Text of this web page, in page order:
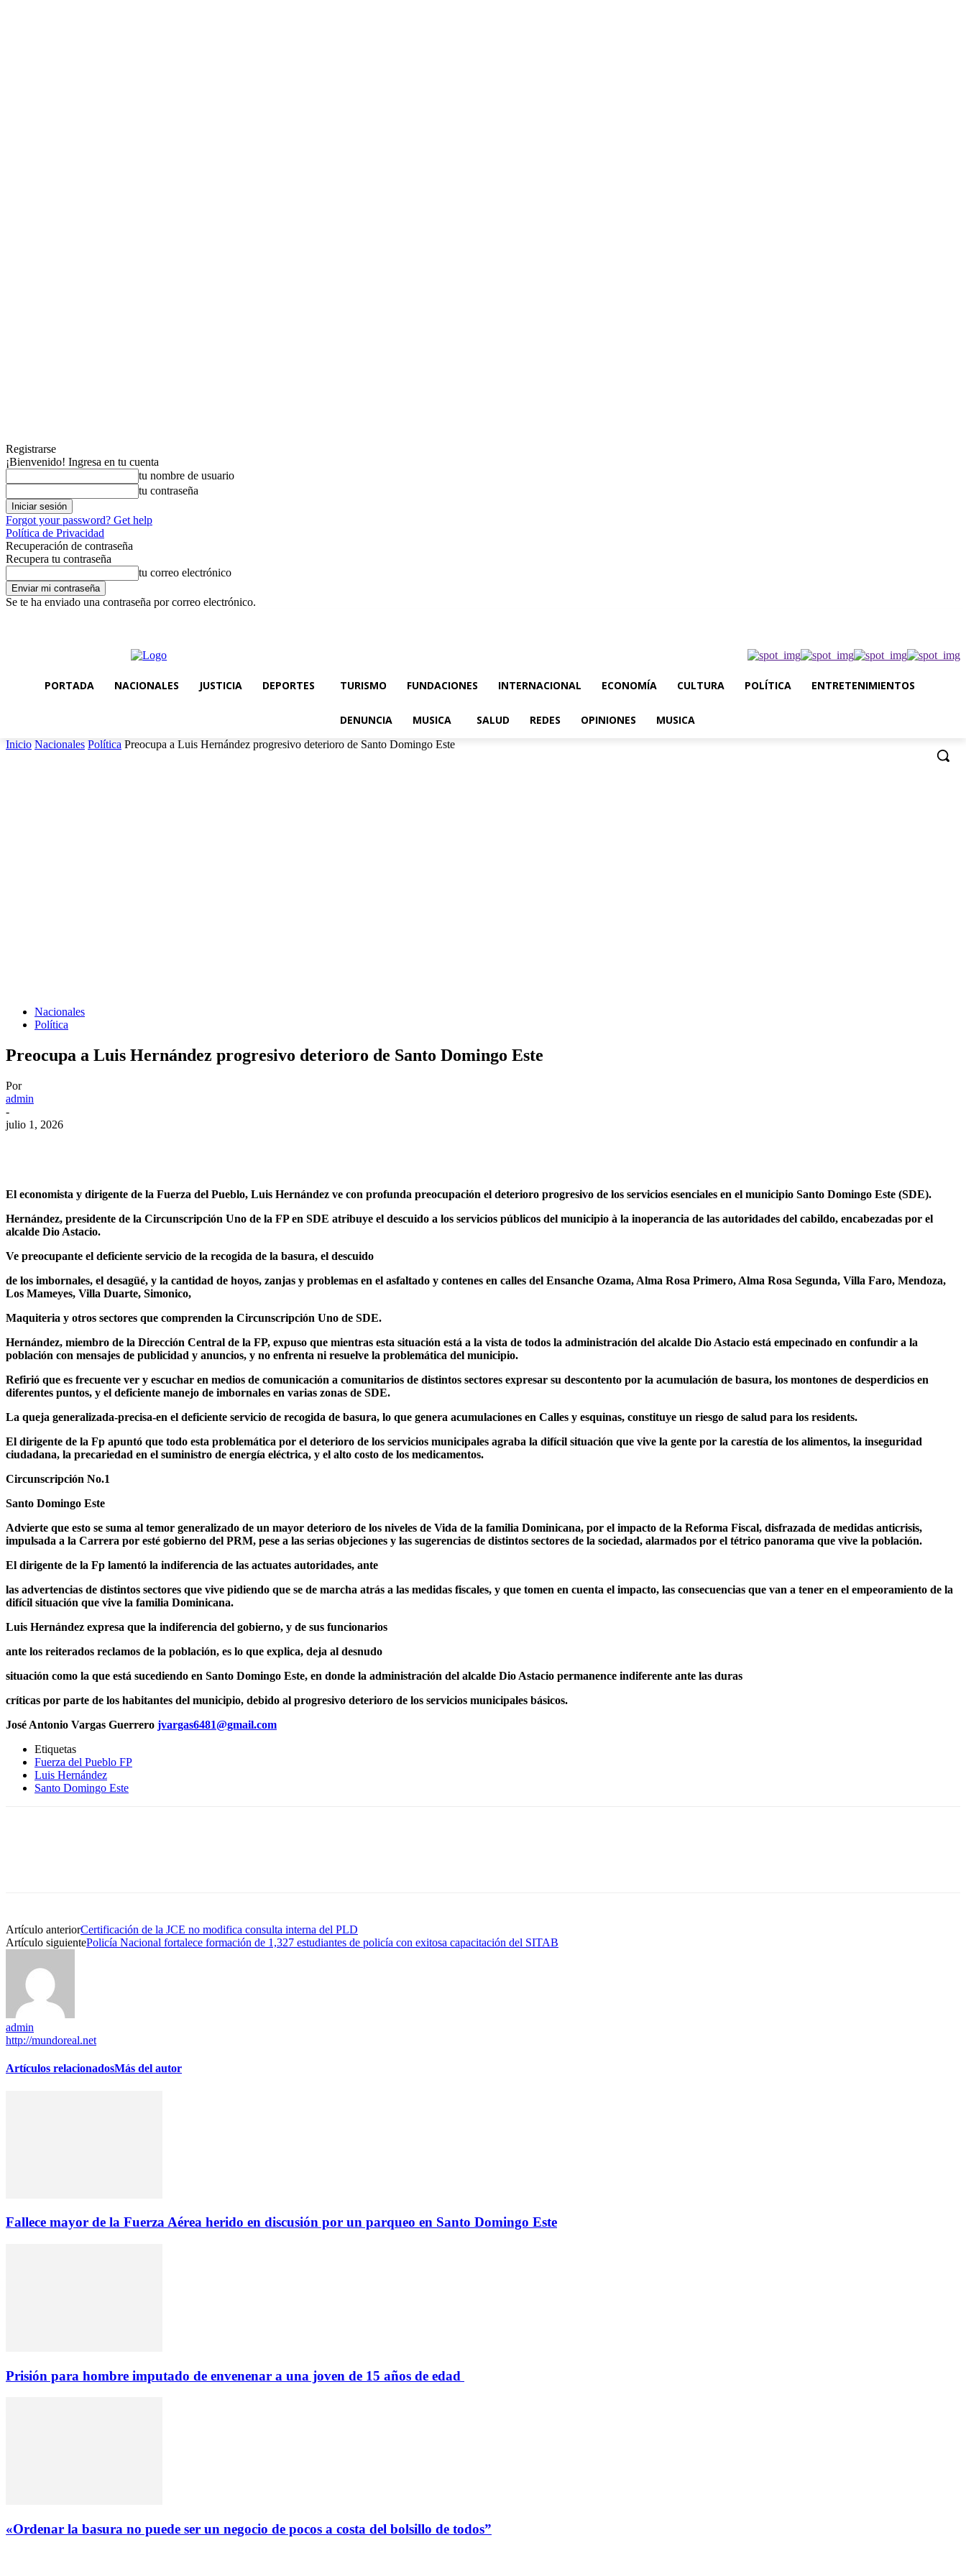
Registrarse
¡Bienvenido! Ingresa en tu cuenta
tu nombre de usuario
tu contraseña
Forgot your password? Get help
Política de Privacidad
Recuperación de contraseña
Recupera tu contraseña
tu correo electrónico
Se te ha enviado una contraseña por correo electrónico.
PORTADA NACIONALES JUSTICIA DEPORTES TURISMO FUNDACIONES INTERNACIONAL ECONOMÍA CULTURA POLÍTICA ENTRETENIMIENTOS
DENUNCIA MUSICA SALUD REDES OPINIONES MUSICA
Inicio Nacionales Política Preocupa a Luis Hernández progresivo deterioro de Santo Domingo Este
Nacionales
Política
Preocupa a Luis Hernández progresivo deterioro de Santo Domingo Este
Por
admin
-
julio 1, 2026
El economista y dirigente de la Fuerza del Pueblo, Luis Hernández ve con profunda preocupación el deterioro progresivo de los servicios esenciales en el municipio Santo Domingo Este (SDE).
Hernández, presidente de la Circunscripción Uno de la FP en SDE atribuye el descuido a los servicios públicos del municipio à la inoperancia de las autoridades del cabildo, encabezadas por el
alcalde Dio Astacio.
Ve preocupante el deficiente servicio de la recogida de la basura, el descuido
de los imbornales, el desagüé, y la cantidad de hoyos, zanjas y problemas en el asfaltado y contenes en calles del Ensanche Ozama, Alma Rosa Primero, Alma Rosa Segunda, Villa Faro, Mendoza,
Los Mameyes, Villa Duarte, Simonico,
Maquiteria y otros sectores que comprenden la Circunscripción Uno de SDE.
Hernández, miembro de la Dirección Central de la FP, expuso que mientras esta situación está a la vista de todos la administración del alcalde Dio Astacio está empecinado en confundir a la
población con mensajes de publicidad y anuncios, y no enfrenta ni resuelve la problemática del municipio.
Refirió que es frecuente ver y escuchar en medios de comunicación a comunitarios de distintos sectores expresar su descontento por la acumulación de basura, los montones de desperdicios en
diferentes puntos, y el deficiente manejo de imbornales en varias zonas de SDE.
La queja generalizada-precisa-en el deficiente servicio de recogida de basura, lo que genera acumulaciones en Calles y esquinas, constituye un riesgo de salud para los residents.
El dirigente de la Fp apuntó que todo esta problemática por el deterioro de los servicios municipales agraba la difícil situación que vive la gente por la carestía de los alimentos, la inseguridad
ciudadana, la precariedad en el suministro de energía eléctrica, y el alto costo de los medicamentos.
Circunscripción No.1
Santo Domingo Este
Advierte que esto se suma al temor generalizado de un mayor deterioro de los niveles de Vida de la familia Dominicana, por el impacto de la Reforma Fiscal, disfrazada de medidas anticrisis,
impulsada a la Carrera por esté gobierno del PRM, pese a las serias objeciones y las sugerencias de distintos sectores de la sociedad, alarmados por el tétrico panorama que vive la población.
El dirigente de la Fp lamentó la indiferencia de las actuates autoridades, ante
las advertencias de distintos sectores que vive pidiendo que se de marcha atrás a las medidas fiscales, y que tomen en cuenta el impacto, las consecuencias que van a tener en el empeoramiento de la
difícil situación que vive la familia Dominicana.
Luis Hernández expresa que la indiferencia del gobierno, y de sus funcionarios
ante los reiterados reclamos de la población, es lo que explica, deja al desnudo
situación como la que está sucediendo en Santo Domingo Este, en donde la administración del alcalde Dio Astacio permanence indiferente ante las duras
críticas por parte de los habitantes del municipio, debido al progresivo deterioro de los servicios municipales básicos.
José Antonio Vargas Guerrero jvargas6481@gmail.com
Etiquetas
Fuerza del Pueblo FP
Luis Hernández
Santo Domingo Este
Artículo anteriorCertificación de la JCE no modifica consulta interna del PLD
Artículo siguientePolicía Nacional fortalece formación de 1,327 estudiantes de policía con exitosa capacitación del SITAB
admin
http://mundoreal.net
Artículos relacionadosMás del autor
Fallece mayor de la Fuerza Aérea herido en discusión por un parqueo en Santo Domingo Este
Prisión para hombre imputado de envenenar a una joven de 15 años de edad
«Ordenar la basura no puede ser un negocio de pocos a costa del bolsillo de todos”